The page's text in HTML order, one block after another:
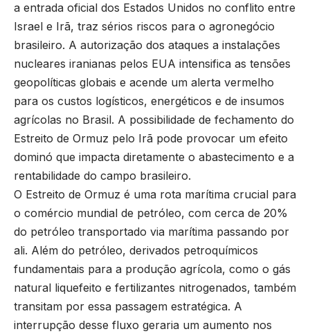
a entrada oficial dos Estados Unidos no conflito entre
Israel e Irã, traz sérios riscos para o agronegócio
brasileiro. A autorização dos ataques a instalações
nucleares iranianas pelos EUA intensifica as tensões
geopolíticas globais e acende um alerta vermelho
para os custos logísticos, energéticos e de insumos
agrícolas no Brasil. A possibilidade de fechamento do
Estreito de Ormuz pelo Irã pode provocar um efeito
dominó que impacta diretamente o abastecimento e a
rentabilidade do campo brasileiro.
O Estreito de Ormuz é uma rota marítima crucial para
o comércio mundial de petróleo, com cerca de 20%
do petróleo transportado via marítima passando por
ali. Além do petróleo, derivados petroquímicos
fundamentais para a produção agrícola, como o gás
natural liquefeito e fertilizantes nitrogenados, também
transitam por essa passagem estratégica. A
interrupção desse fluxo geraria um aumento nos